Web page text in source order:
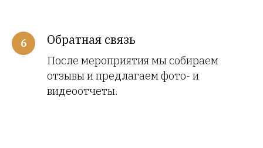
Обратная связь
После мероприятия мы собираем
отзывы и предлагаем фото- и
видеоотчеты.